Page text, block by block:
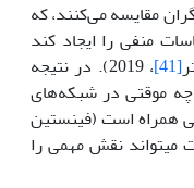
مقایسه می‌کنند، که
منفی را ایجاد کند
[41]
، 2019). در نتیجه
موقتی در شبکه‌های
همراه است (فینستین
حسادت می­تواند نقش مهمی را